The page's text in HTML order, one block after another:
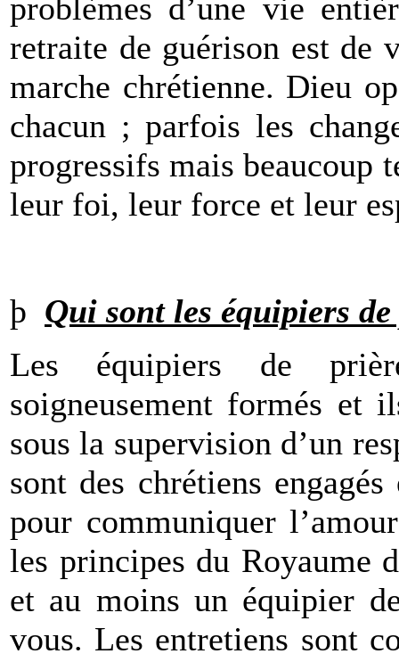
problèmes d’une vie
retraite de guérison est de
marche chrétienne. Dieu
chacun ; parfois les
progressifs mais beaucoup
leur foi, leur force et leur
þ Qui sont les équipiers
Les équipiers de
soigneusement formés et
sous la supervision d’un
sont des chrétiens
pour communiquer
les principes du Royaume
et au moins un équipier
vous. Les entretiens sont